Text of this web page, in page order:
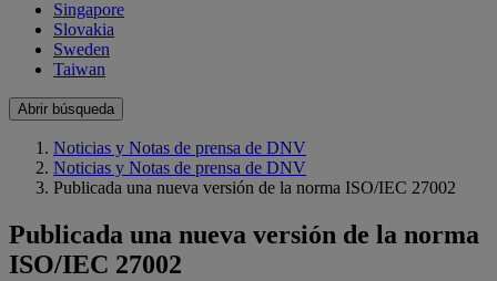
Singapore
Slovakia
Sweden
Taiwan
Abrir búsqueda
Noticias y Notas de prensa de DNV
Noticias y Notas de prensa de DNV
Publicada una nueva versión de la norma ISO/IEC 27002
Publicada una nueva versión de la norma
ISO/IEC 27002